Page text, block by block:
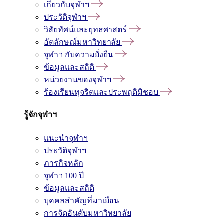
เกี่ยวกับจุฬาฯ
ประวัติจุฬาฯ
วิสัยทัศน์และยุทธศาสตร์
อัตลักษณ์มหาวิทยาลัย
จุฬาฯ กับความยั่งยืน
ข้อมูลและสถิติ
หน่วยงานของจุฬาฯ
ร้องเรียนทุจริตและประพฤติมิชอบ
รู้จักจุฬาฯ
แนะนำจุฬาฯ
ประวัติจุฬาฯ
ภารกิจหลัก
จุฬาฯ 100 ปี
ข้อมูลและสถิติ
บุคคลสำคัญที่มาเยือน
การจัดอันดับมหาวิทยาลัย